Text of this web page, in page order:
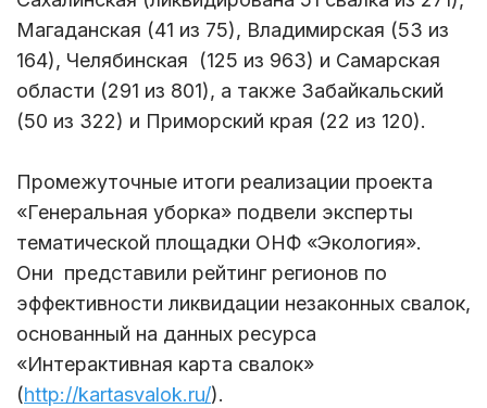
Магаданская (41 из 75), Владимирская (53 из
164), Челябинская (125 из 963) и Самарская
области (291 из 801), а также Забайкальский
(50 из 322) и Приморский края (22 из 120).
Промежуточные итоги реализации проекта
«Генеральная уборка» подвели эксперты
тематической площадки ОНФ «Экология».
Они представили рейтинг регионов по
эффективности ликвидации незаконных свалок,
основанный на данных ресурса
«Интерактивная карта свалок»
(http://kartasvalok.ru/).